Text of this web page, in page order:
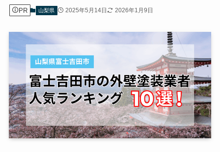
PR 山梨県 2025年5月14日 2026年1月9日